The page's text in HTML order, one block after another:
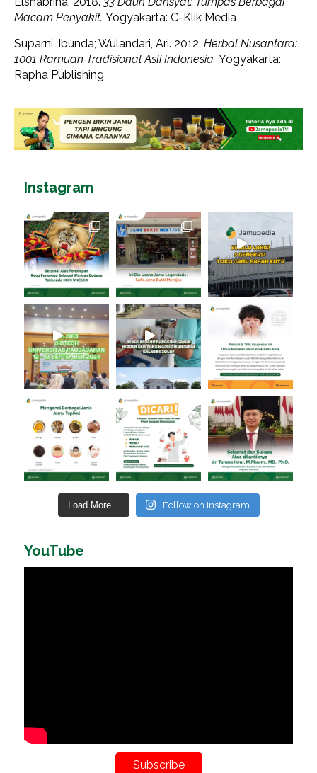
Macam Penyakit. Yogyakarta: C-Klik Media
Suparni, Ibunda; Wulandari, Ari. 2012. Herbal Nusantara:
1001 Ramuan Tradisional Asli Indonesia. Yogyakarta:
Rapha Publishing
Instagram
Load More... Follow on Instagram
YouTube
Subscribe